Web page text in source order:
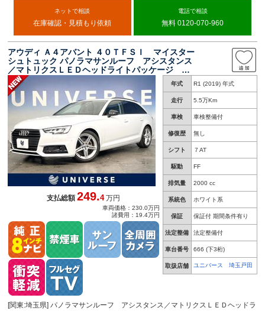
ネットで相談
在庫確認・見積もり依頼
電話で相談
無料 0120-070-960
アウディ Ａ４アバント ４０ＴＦＳＩ マイスター
シュトュック パノラマサンルーフ アシスタンス
／マトリクスＬＥＤヘッドライトパッケージ 茶
革シート サラウンドビューカメラ アダプティ
ブクルーズコントロール バーチャルコックピッ
ト 禁煙車 前席シートヒーター
年式 R1 (2019) 年式
走行 5.5万Km
車検 車検整備付
修復歴 無し
シフト ７AT
駆動 FF
排気量 2000 cc
系統色 ホワイト系
保証 保証付 期間条件有り
法定整備 法定整備付
車台番号 666 (下3桁)
取扱店舗 ユニバース 埼玉戸田
支払総額249.4 万円
車両価格：230.0万円
諸費用：19.4万円
[関東:埼玉県] パノラマサンルーフ アシスタンス／マトリクスＬＥＤヘッドラ